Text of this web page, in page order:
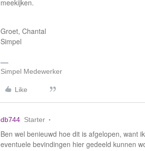
meekijken.
Groet, Chantal
Simpel
Simpel Medewerker
Like
db744 Starter
Ben wel benieuwd hoe dit is afgelopen, want
eventuele bevindingen hier gedeeld kunnen